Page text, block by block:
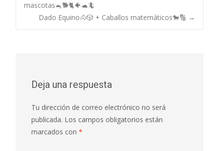
Navegación de
mascotas🐁🐕🐈🐠🐢🦎
Dado Equino🐴🎲 + Caballos matemáticos🐎🔢 →
Deja una respuesta
Tu dirección de correo electrónico no será
publicada. Los campos obligatorios están
marcados con *